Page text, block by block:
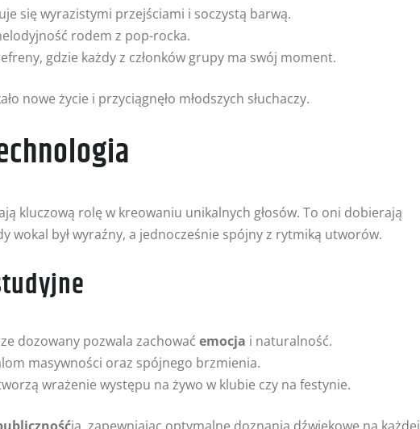
się wyrazistymi przejściami i soczystą barwą.
rodem z pop-rocka.
gdzie każdy z członków grupy ma swój moment.
nowe życie i przyciągnęło młodszych słuchaczy.
kluczową rolę w kreowaniu unikalnych głosów. To oni dobierają
wokal był wyraźny, a jednocześnie spójny z rytmiką utworów.
dozowany pozwala zachować emocja i naturalność.
masywności oraz spójnego brzmienia.
wrażenie występu na żywo w klubie czy na festynie.